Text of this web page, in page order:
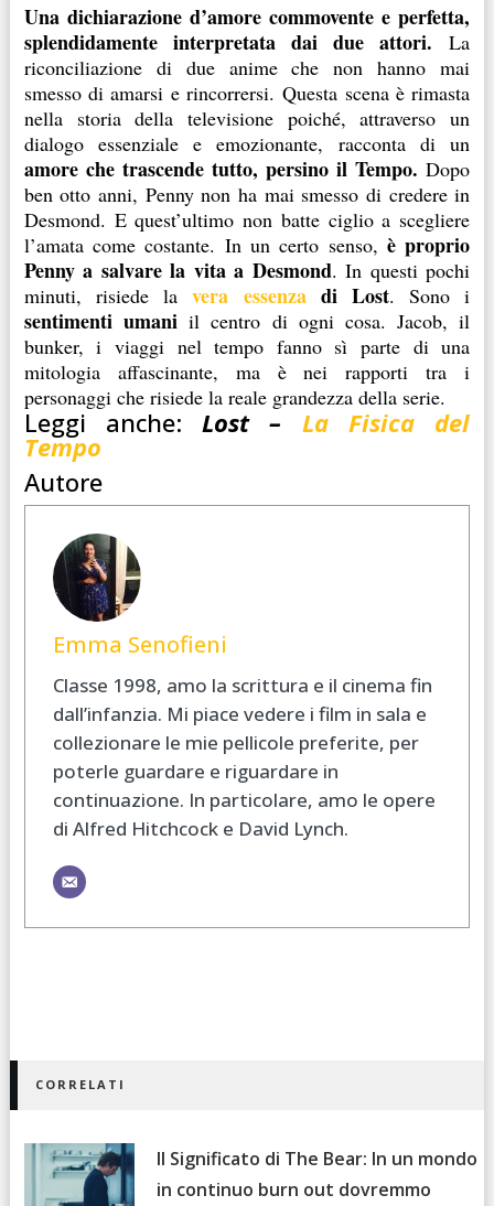
Una dichiarazione d’amore commovente e perfetta,
splendidamente interpretata dai due attori. La
riconciliazione di due anime che non hanno mai
smesso di amarsi e rincorrersi.Questa scena è rimasta
nella storia della televisione poiché, attraverso un
dialogo essenziale e emozionante, racconta di un
amore che trascende tutto, persino il Tempo. Dopo
ben otto anni, Penny non ha mai smesso di credere in
Desmond. E quest’ultimo non batte ciglio a scegliere
l’amata come costante. In un certo senso, è proprio
Penny a salvare la vita a Desmond. In questi pochi
minuti, risiede lavera essenzadi Lost. Sono i
sentimenti umani il centro di ogni cosa. Jacob, il
bunker, i viaggi nel tempo fanno sì parte di una
mitologia affascinante, ma è nei rapporti tra i
personaggi che risiede la reale grandezza della serie.
Leggi anche:Lost – La Fisica del
Tempo
Autore
Emma Senofieni
Classe 1998, amo la scrittura e il cinema fin
dall’infanzia. Mi piace vedere i film in sala e
collezionare le mie pellicole preferite, per
poterle guardare e riguardare in
continuazione. In particolare, amo le opere
di Alfred Hitchcock e David Lynch.
CORRELATI
Il Significato di The Bear: In un mondo
in continuo burn out dovremmo